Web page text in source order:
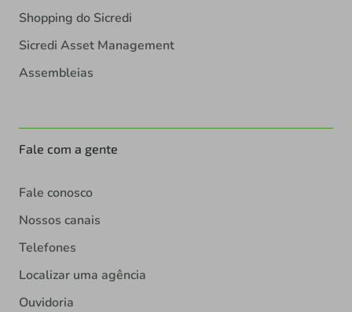
Shopping do Sicredi
Sicredi Asset Management
Assembleias
Fale com a gente
Fale conosco
Nossos canais
Telefones
Localizar uma agência
Ouvidoria